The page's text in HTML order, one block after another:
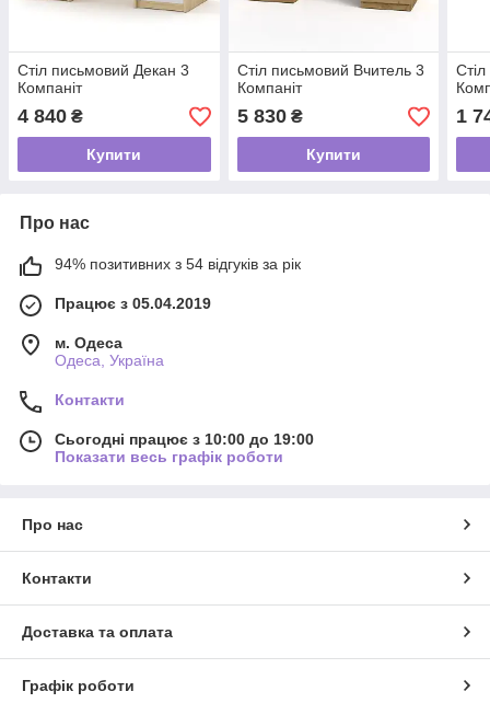
Стіл письмовий Декан 3
Компаніт
4 840 ₴
Купити
Стіл письмовий Вчитель 3
Компаніт
5 830₴
Купити
1
Про нас
94% позитивних з 54 відгуків за рік
Працює з 05.04.2019
м. Одеса
Одеса, Україна
Контакти
Сьогодні працює з 10:00 до 19:00
Показати весь графік роботи
Про нас
Контакти
Доставка та оплата
Графік роботи